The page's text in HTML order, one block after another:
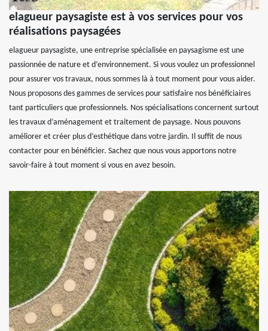
elagueur paysagiste est à vos services pour vos
réalisations paysagées
elagueur paysagiste, une entreprise spécialisée en paysagisme est une
passionnée de nature et d’environnement. Si vous voulez un professionnel
pour assurer vos travaux, nous sommes là à tout moment pour vous aider.
Nous proposons des gammes de services pour satisfaire nos bénéficiaires
tant particuliers que professionnels. Nos spécialisations concernent surtout
les travaux d’aménagement et traitement de paysage. Nous pouvons
améliorer et créer plus d’esthétique dans votre jardin. Il suffit de nous
contacter pour en bénéficier. Sachez que nous vous apportons notre
savoir-faire à tout moment si vous en avez besoin.